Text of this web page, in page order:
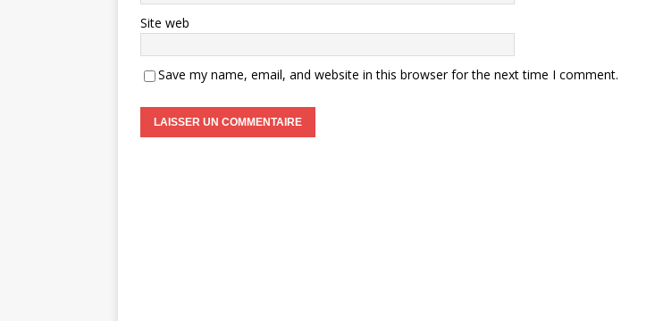
Site web
Save my name, email, and website in this browser for the next time I comment.